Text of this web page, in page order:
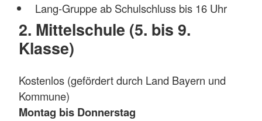
Lang-Gruppe ab Schulschluss bis 16 Uhr
2. Mittelschule (5. bis 9.
Klasse)
Kostenlos (gefördert durch Land Bayern und
Kommune)
Montag bis Donnerstag